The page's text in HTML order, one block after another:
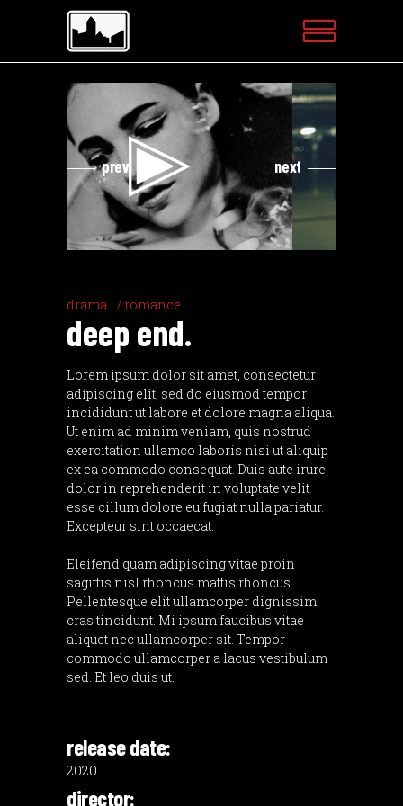
Videospeler
prev next
drama romance
deep end.
Lorem ipsum dolor sit amet, consectetur
adipiscing elit, sed do eiusmod tempor
incididunt ut labore et dolore magna aliqua.
Ut enim ad minim veniam, quis nostrud
exercitation ullamco laboris nisi ut aliquip
ex ea commodo consequat. Duis aute irure
dolor in reprehenderit in voluptate velit
esse cillum dolore eu fugiat nulla pariatur.
Excepteur sint occaecat.
Eleifend quam adipiscing vitae proin
sagittis nisl rhoncus mattis rhoncus.
Pellentesque elit ullamcorper dignissim
cras tincidunt. Mi ipsum faucibus vitae
aliquet nec ullamcorper sit. Tempor
commodo ullamcorper a lacus vestibulum
sed. Et leo duis ut.
release date:
2020.
director: